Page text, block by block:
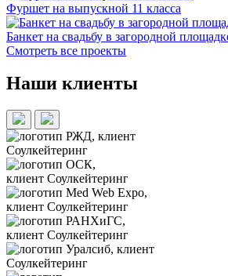
Фуршет на выпускной 11 класса
Банкет на свадьбу в загородной
Смотреть все проекты
Наши клиенты